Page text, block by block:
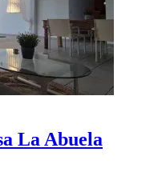
La Abuela